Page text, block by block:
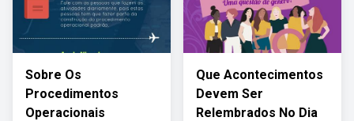
Sobre Os
Procedimentos
Operacionais
Que Acontecimentos
Devem Ser
Relembrados No Dia